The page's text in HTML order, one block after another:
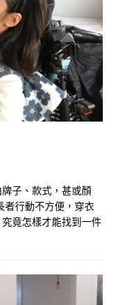
子、款式，甚或顏
者行動不方便，穿衣
竟怎樣才能找到一件